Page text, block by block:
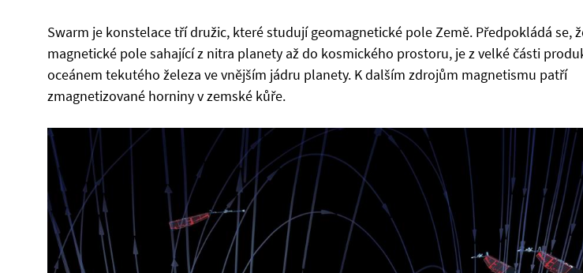
Swarm je konstelace tří družic, které studují geomagnetické pole Země. Předpokládá se,
magnetické pole sahající z nitra planety až do kosmického prostoru, je z velké části
oceánem tekutého železa ve vnějším jádru planety. K dalším zdrojům magnetismu patří
zmagnetizované horniny v zemské kůře.